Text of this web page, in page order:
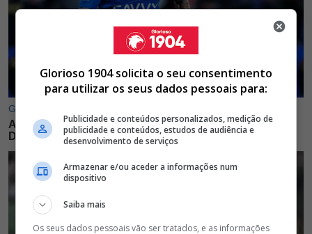
Glorioso 1904 solicita o seu consentimento
para utilizar os seus dados pessoais para:
Publicidade e conteúdos personalizados, medição de
publicidade e conteúdos, estudos de audiência e
desenvolvimento de serviços
Armazenar e/ou aceder a informações num
dispositivo
Saiba mais
Os seus dados pessoais vão ser tratados, e as informações